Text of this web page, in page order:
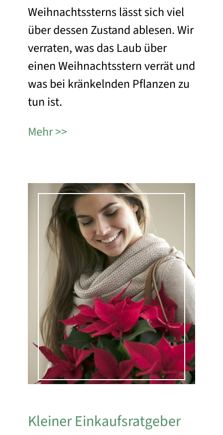
Weihnachtssterns lässt sich viel
über dessen Zustand ablesen. Wir
verraten, was das Laub über
einen Weihnachtsstern verrät und
was bei kränkelnden Pflanzen zu
tun ist.
Mehr
Kleiner Einkaufsratgeber